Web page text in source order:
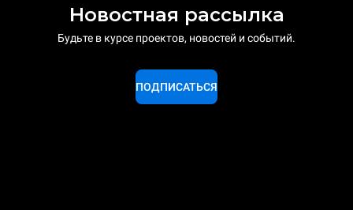
Новостная рассылка
Будьте в курсе проектов, новостей и событий.
ПОДПИСАТЬСЯ